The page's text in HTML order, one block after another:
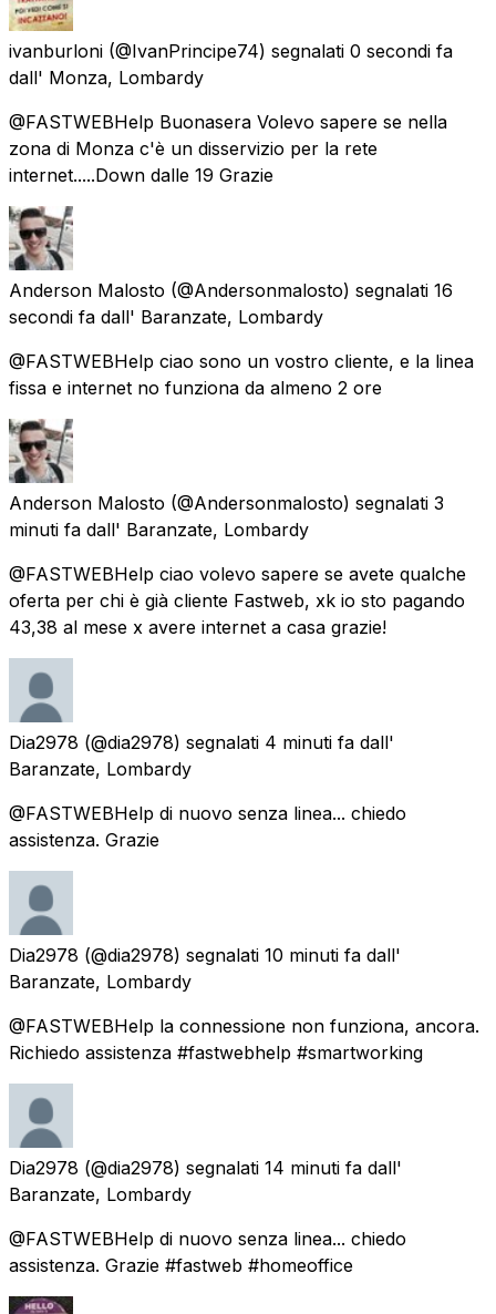
ivanburloni (@IvanPrincipe74) segnalati 0 secondi fa
dall' Monza, Lombardy
@FASTWEBHelp Buonasera Volevo sapere se nella
zona di Monza c'è un disservizio per la rete
internet.....Down dalle 19 Grazie
Anderson Malosto (@Andersonmalosto) segnalati 16
secondi fa dall' Baranzate, Lombardy
@FASTWEBHelp ciao sono un vostro cliente, e la linea
fissa e internet no funziona da almeno 2 ore
Anderson Malosto (@Andersonmalosto) segnalati 3
minuti fa dall' Baranzate, Lombardy
@FASTWEBHelp ciao volevo sapere se avete qualche
oferta per chi è già cliente Fastweb, xk io sto pagando
43,38 al mese x avere internet a casa grazie!
Dia2978 (@dia2978) segnalati 4 minuti fa dall'
Baranzate, Lombardy
@FASTWEBHelp di nuovo senza linea... chiedo
assistenza. Grazie
Dia2978 (@dia2978) segnalati 10 minuti fa dall'
Baranzate, Lombardy
@FASTWEBHelp la connessione non funziona, ancora.
Richiedo assistenza #fastwebhelp #smartworking
Dia2978 (@dia2978) segnalati 14 minuti fa dall'
Baranzate, Lombardy
@FASTWEBHelp di nuovo senza linea... chiedo
assistenza. Grazie #fastweb #homeoffice